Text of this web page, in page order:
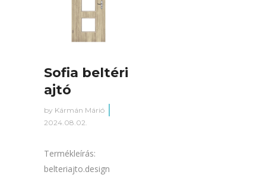
Sofia beltéri
ajtó
by Kármán Márió
2024.08.02.
Termékleírás:
belteriajto.design